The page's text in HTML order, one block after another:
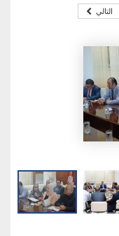
التالي